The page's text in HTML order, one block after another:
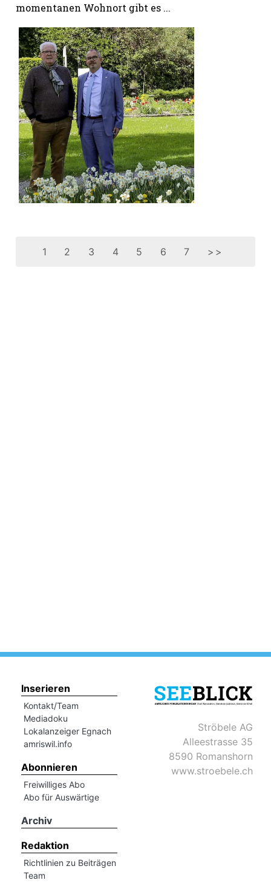
momentanen Wohnort gibt es ...
1 2 3 4 5 6 7 >>
Inserieren
Kontakt/Team
Mediadoku
Lokalanzeiger Egnach
amriswil.info
Abonnieren
Freiwilliges Abo
Abo für Auswärtige
Archiv
Redaktion
Richtlinien zu Beiträgen
Team
Ströbele AG
Alleestrasse 35
8590 Romanshorn
www.stroebele.ch